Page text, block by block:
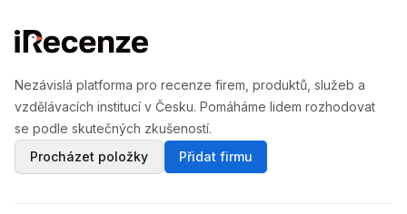
Nezávislá platforma pro recenze firem, produktů, služeb a
vzdělávacích institucí v Česku. Pomáháme lidem rozhodovat
se podle skutečných zkušeností.
Procházet položky
Přidat firmu